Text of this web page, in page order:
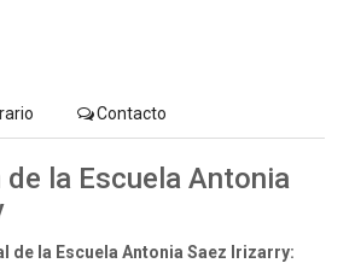
Contacto
la Escuela Antonia
de la Escuela Antonia Saez Irizarry: